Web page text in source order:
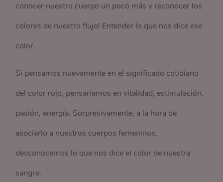
conocer nuestro cuerpo un poco más y reconocer los
colores de nuestro flujo! Entender lo que nos dice ese
color.
Si pensamos nuevamente en el significado cotidiano
del color rojo, pensaríamos en vitalidad, estimulación,
pasión, energía. Sorpresivamente, a la hora de
asociarlo a nuestros cuerpos femeninos,
desconocemos lo que nos dice el color de nuestra
sangre.